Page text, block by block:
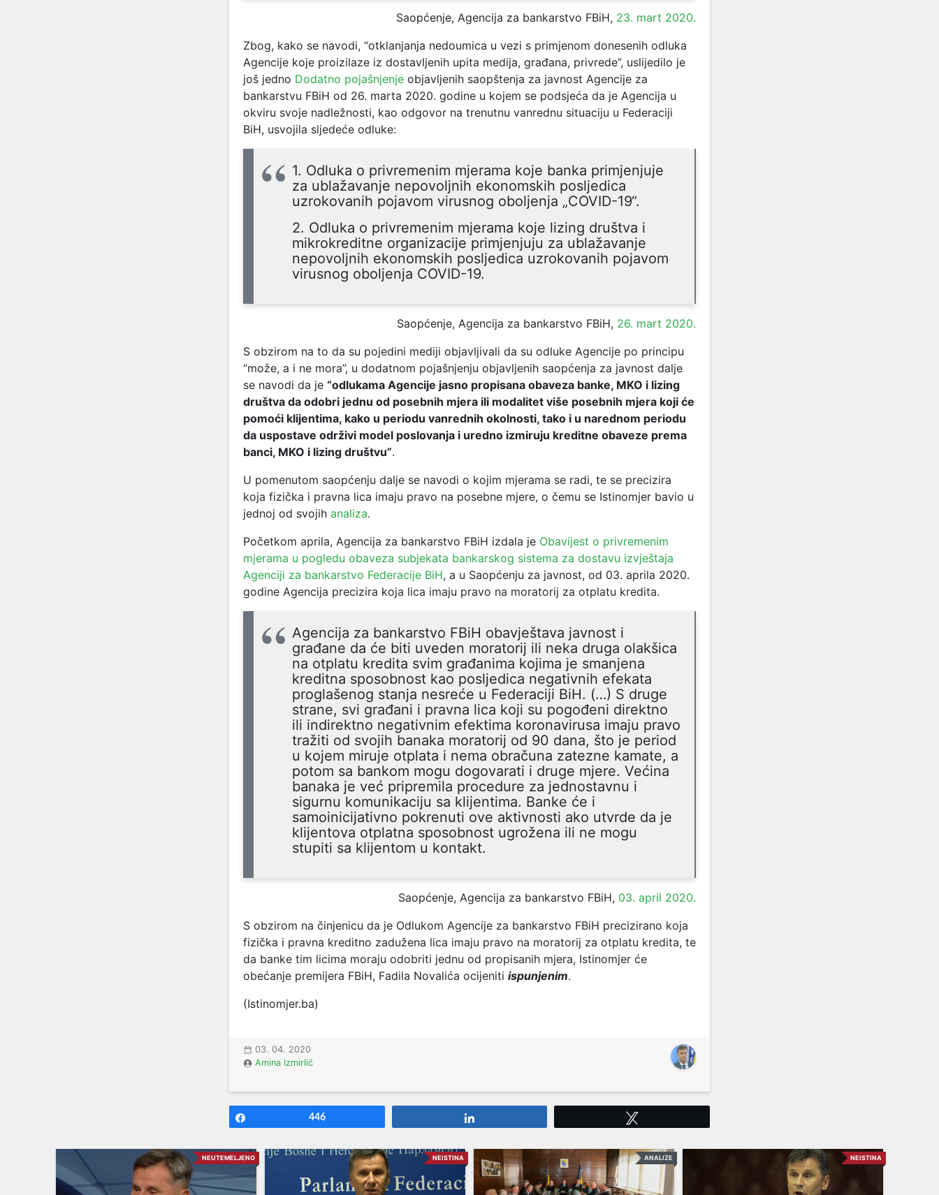
Saopćenje, Agencija za bankarstvo FBiH, 23. mart 2020.
Zbog, kako se navodi, “otklanjanja nedoumica u vezi s primjenom donesenih odluka
Agencije koje proizilaze iz dostavljenih upita medija, građana, privrede”, uslijedilo je
još jedno Dodatno pojašnjenje objavljenih saopštenja za javnost Agencije za
bankarstvu FBiH od 26. marta 2020. godine u kojem se podsjeća da je Agencija u
okviru svoje nadležnosti, kao odgovor na trenutnu vanrednu situaciju u Federaciji
BiH, usvojila sljedeće odluke:
1. Odluka o privremenim mjerama koje banka primjenjuje
za ublažavanje nepovoljnih ekonomskih posljedica
uzrokovanih pojavom virusnog oboljenja „COVID-19“.
2. Odluka o privremenim mjerama koje lizing društva i
mikrokreditne organizacije primjenjuju za ublažavanje
nepovoljnih ekonomskih posljedica uzrokovanih pojavom
virusnog oboljenja COVID-19.
Saopćenje, Agencija za bankarstvo FBiH, 26. mart 2020.
S obzirom na to da su pojedini mediji objavljivali da su odluke Agencije po principu
“može, a i ne mora”, u dodatnom pojašnjenju objavljenih saopćenja za javnost dalje
se navodi da je “odlukama Agencije jasno propisana obaveza banke, MKO i lizing
društva da odobri jednu od posebnih mjera ili modalitet više posebnih mjera koji će
pomoći klijentima, kako u periodu vanrednih okolnosti, tako i u narednom periodu
da uspostave održivi model poslovanja i uredno izmiruju kreditne obaveze prema
banci, MKO i lizing društvu”.
U pomenutom saopćenju dalje se navodi o kojim mjerama se radi, te se precizira
koja fizička i pravna lica imaju pravo na posebne mjere, o čemu se Istinomjer bavio u
jednoj od svojih analiza.
Početkom aprila, Agencija za bankarstvo FBiH izdala je Obavijest o privremenim
mjerama u pogledu obaveza subjekata bankarskog sistema za dostavu izvještaja
Agenciji za bankarstvo Federacije BiH, a u Saopćenju za javnost, od 03. aprila 2020.
godine Agencija precizira koja lica imaju pravo na moratorij za otplatu kredita.
Agencija za bankarstvo FBiH obavještava javnost i
građane da će biti uveden moratorij ili neka druga olakšica
na otplatu kredita svim građanima kojima je smanjena
kreditna sposobnost kao posljedica negativnih efekata
proglašenog stanja nesreće u Federaciji BiH. (…) S druge
strane, svi građani i pravna lica koji su pogođeni direktno
ili indirektno negativnim efektima koronavirusa imaju pravo
tražiti od svojih banaka moratorij od 90 dana, što je period
u kojem miruje otplata i nema obračuna zatezne kamate, a
potom sa bankom mogu dogovarati i druge mjere. Većina
banaka je već pripremila procedure za jednostavnu i
sigurnu komunikaciju sa klijentima. Banke će i
samoinicijativno pokrenuti ove aktivnosti ako utvrde da je
klijentova otplatna sposobnost ugrožena ili ne mogu
stupiti sa klijentom u kontakt.
Saopćenje, Agencija za bankarstvo FBiH, 03. april 2020.
S obzirom na činjenicu da je Odlukom Agencije za bankarstvo FBiH precizirano koja
fizička i pravna kreditno zadužena lica imaju pravo na moratorij za otplatu kredita, te
da banke tim licima moraju odobriti jednu od propisanih mjera, Istinomjer će
obećanje premijera FBiH, Fadila Novalića ocijeniti ispunjenim.
(Istinomjer.ba)
03. 04. 2020
Amina Izmirlić
446
NEUTEMELJENO NEISTINA ANALIZE NEISTINA